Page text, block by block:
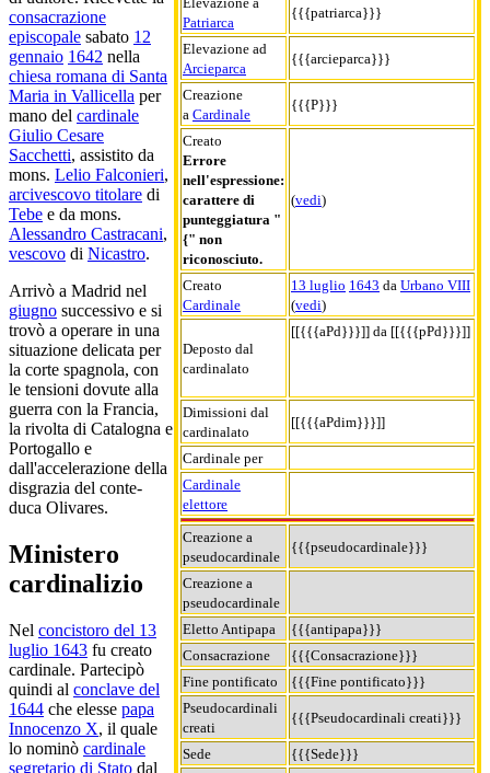
Patriarca
{{{patriarca}}}
Elevazione ad
Arcieparca
{{{arcieparca}}}
Creazione
a Cardinale
{{{P}}}
Creato
Errore
nell'espressione:
carattere di
punteggiatura "
{" non
riconosciuto.
(vedi)
Creato
Cardinale
13 luglio 1643 da Urbano VIII
(vedi)
Deposto dal
cardinalato
[[{{{aPd}}}]] da [[{{{pPd}}}]]
Dimissioni dal
cardinalato
[[{{{aPdim}}}]]
Cardinale per
Cardinale
elettore
Creazione a
pseudocardinale
{{{pseudocardinale}}}
Creazione a
pseudocardinale
Eletto Antipapa
{{{antipapa}}}
Consacrazione
{{{Consacrazione}}}
Fine pontificato
{{{Fine pontificato}}}
Pseudocardinali
creati
{{{Pseudocardinali creati}}}
Sede
{{{Sede}}}
consacrazione
episcopale sabato 12
gennaio 1642 nella
chiesa romana di Santa
Maria in Vallicella per
mano del cardinale
Giulio Cesare
Sacchetti, assistito da
mons. Lelio Falconieri,
arcivescovo titolare di
Tebe e da mons.
Alessandro Castracani,
vescovo di Nicastro.
Arrivò a Madrid nel
giugno successivo e si
trovò a operare in una
situazione delicata per
la corte spagnola, con
le tensioni dovute alla
guerra con la Francia,
la rivolta di Catalogna e
Portogallo e
dall'accelerazione della
disgrazia del conte-
duca Olivares.
Ministero
cardinalizio
Nel concistoro del 13
luglio 1643 fu creato
cardinale. Partecipò
quindi al conclave del
1644 che elesse papa
Innocenzo X, il quale
lo nominò cardinale
segretario di Stato dal